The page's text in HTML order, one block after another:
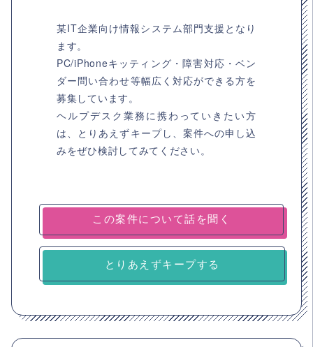
某IT企業向け情報システム部門支援となり
ます。
PC/iPhoneキッティング・障害対応・ベン
ダー問い合わせ等幅広く対応ができる方を
募集しています。
ヘルプデスク業務に携わっていきたい方
は、とりあえずキープし、案件への申し込
みをぜひ検討してみてください。
とりあえずキープする